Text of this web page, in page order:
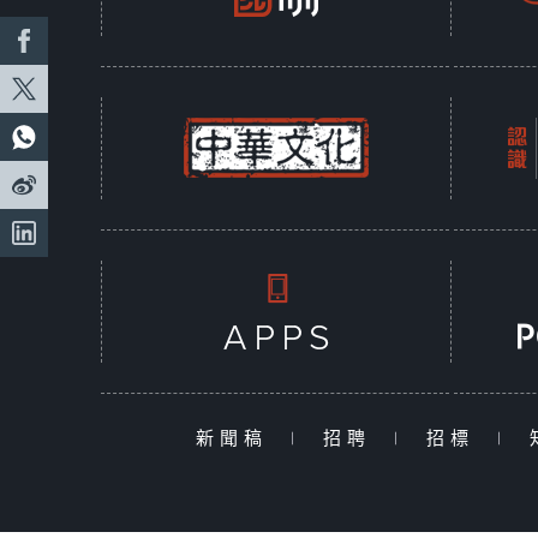
新聞稿 | 招聘 | 招標 |